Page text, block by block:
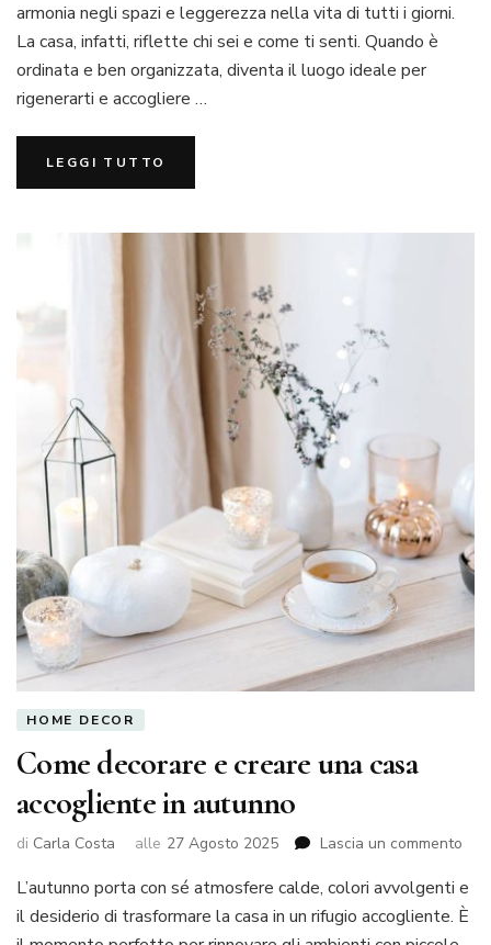
guida
completa
per
liberare
e
vivere
meglio
armonia negli spazi e leggerezza nella vita di tutti i giorni.
La casa, infatti, riflette chi sei e come ti senti. Quando è
ordinata e ben organizzata, diventa il luogo ideale per
rigenerarti e accogliere …
LEGGI TUTTO
HOME DECOR
Come decorare e creare una casa
accogliente in autunno
di Carla Costa alle 27 Agosto 2025 Lascia un commento
e
L’autunno porta con sé atmosfere calde, colori avvolgenti e
il desiderio di trasformare la casa in un rifugio accogliente. È